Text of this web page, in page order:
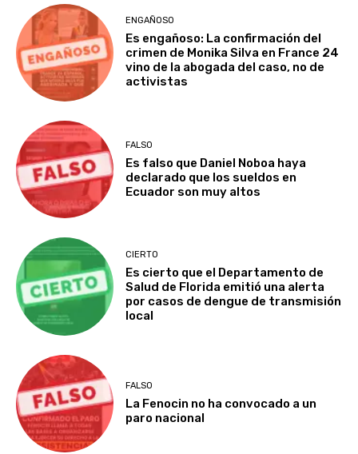
ENGAÑOSO
Es engañoso: La confirmación del
crimen de Monika Silva en France 24
vino de la abogada del caso, no de
activistas
FALSO
Es falso que Daniel Noboa haya
declarado que los sueldos en
Ecuador son muy altos
CIERTO
Es cierto que el Departamento de
Salud de Florida emitió una alerta
por casos de dengue de transmisión
local
FALSO
La Fenocin no ha convocado a un
paro nacional